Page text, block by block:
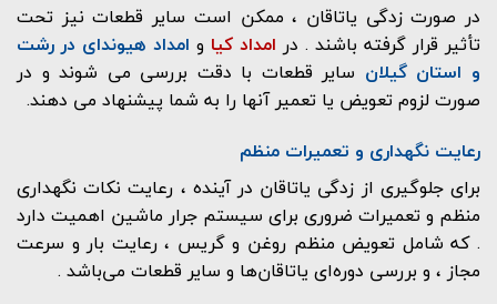
در صورت زدگی یاتاقان ، ممکن است سایر قطعات نیز تحت
تأثیر قرار گرفته باشند . در امداد کیا و امداد هیوندای در رشت
و استان گیلان سایر قطعات با دقت بررسی می شوند و در
صورت لزوم تعویض یا تعمیر آنها را به شما پیشنهاد می دهند.
رعایت نگهداری و تعمیرات منظم
برای جلوگیری از زدگی یاتاقان در آینده ، رعایت نکات نگهداری
منظم و تعمیرات ضروری برای سیستم جرار ماشین اهمیت دارد
. که شامل تعویض منظم روغن و گریس ، رعایت بار و سرعت
مجاز ، و بررسی دوره‌ای یاتاقان‌ها و سایر قطعات می‌باشد .